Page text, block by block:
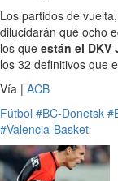
Los partidos de
dilucidarán qué ocho
los que están el DKV
los 32 definitivos que
Vía | ACB
Fútbol #BC-Donetsk
#Valencia-Basket